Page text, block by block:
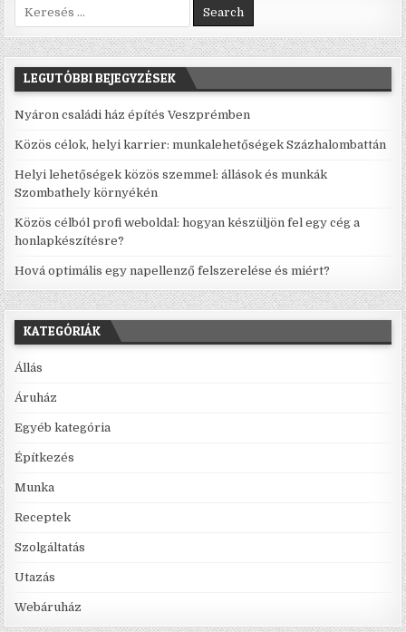
Search for:
LEGUTÓBBI BEJEGYZÉSEK
Nyáron családi ház építés Veszprémben
Közös célok, helyi karrier: munkalehetőségek Százhalombattán
Helyi lehetőségek közös szemmel: állások és munkák
Szombathely környékén
Közös célból profi weboldal: hogyan készüljön fel egy cég a
honlapkészítésre?
Hová optimális egy napellenző felszerelése és miért?
KATEGÓRIÁK
Állás
Áruház
Egyéb kategória
Építkezés
Munka
Receptek
Szolgáltatás
Utazás
Webáruház